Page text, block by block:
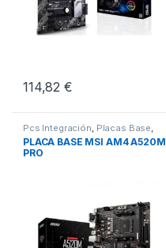
114,82€
Pcs Integración Placas Base
Socket AM4
PLACA BASE MSI AM4 A520M
PRO